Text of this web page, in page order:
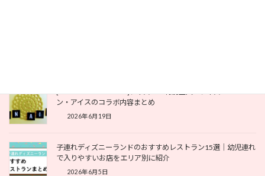
ン・アイスのコラボ内容まとめ
2026年6月19日
子連れディズニーランドのおすすめレストラン15選｜幼児連れ
で入りやすいお店をエリア別に紹介
2026年6月5日